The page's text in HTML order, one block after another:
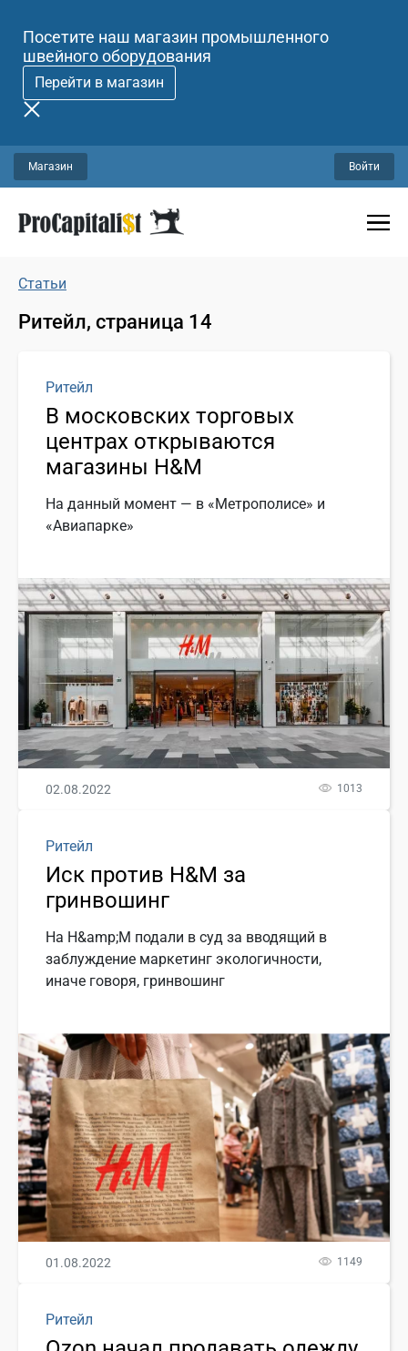
Посетите наш магазин промышленного
швейного оборудования
Перейти в магазин
Магазин Войти
Статьи
Ритейл, страница 14
Ритейл
В московских торговых
центрах открываются
магазины H&M
На данный момент — в «Метрополисе» и
«Авиапарке»
02.08.2022 1013
Ритейл
Иск против H&M за
гринвошинг
На H&amp;M подали в суд за вводящий в
заблуждение маркетинг экологичности,
иначе говоря, гринвошинг
01.08.2022 1149
Ритейл